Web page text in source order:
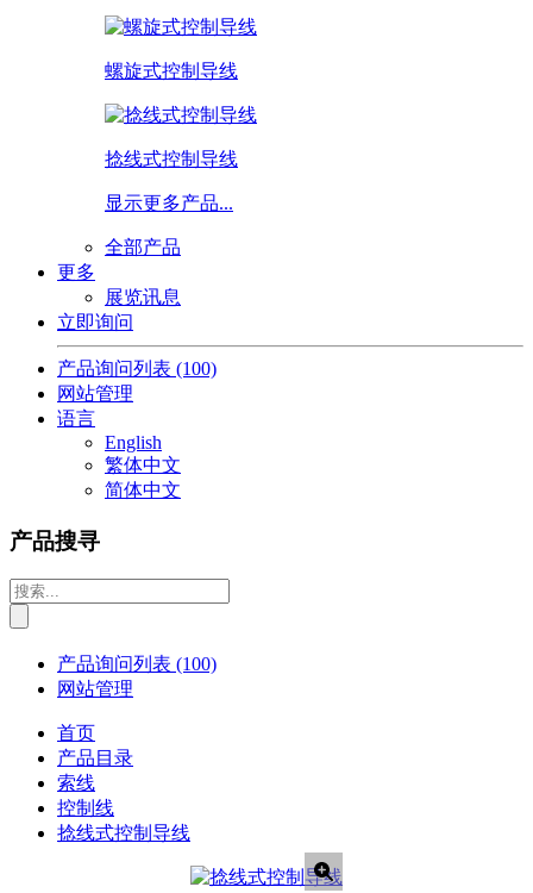
螺旋式控制导线
捻线式控制导线
显示更多产品...
全部产品
更多
展览讯息
立即询问
产品询问列表 (100)
网站管理
语言
English
繁体中文
简体中文
产品搜寻
产品询问列表 (100)
网站管理
首页
产品目录
索线
控制线
捻线式控制导线